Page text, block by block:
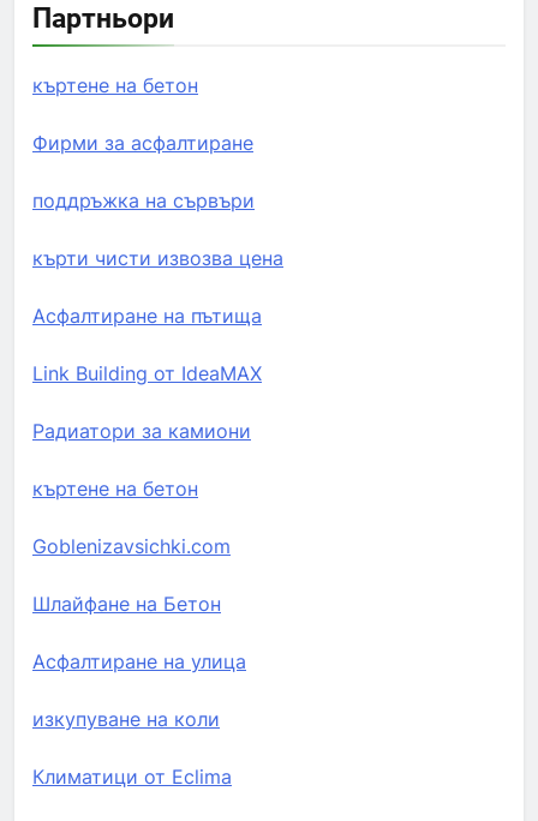
Партньори
къртене на бетон
Фирми за асфалтиране
поддръжка на сървъри
кърти чисти извозва цена
Асфалтиране на пътища
Link Building от IdeaMAX
Радиатори за камиони
къртене на бетон
Goblenizavsichki.com
Шлайфане на Бетон
Асфалтиране на улица
изкупуване на коли
Климатици от Eclima